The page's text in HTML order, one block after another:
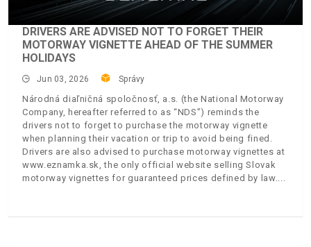
DRIVERS ARE ADVISED NOT TO FORGET THEIR
MOTORWAY VIGNETTE AHEAD OF THE SUMMER
HOLIDAYS
Jun 03, 2026 Správy
Národná diaľničná spoločnosť, a.s. (the National Motorway
Company, hereafter referred to as “NDS”) reminds the
drivers not to forget to purchase the motorway vignette
when planning their vacation or trip to avoid being fined.
Drivers are also advised to purchase motorway vignettes at
www.eznamka.sk, the only official website selling Slovak
motorway vignettes for guaranteed prices defined by law.